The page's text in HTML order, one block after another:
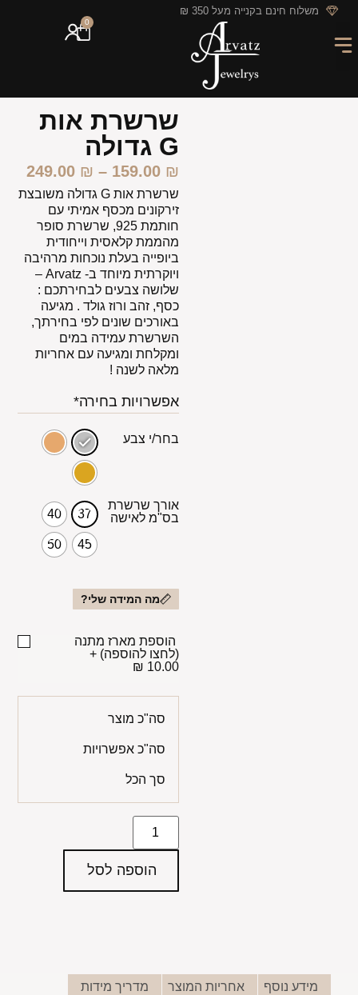
לתוכן משלוח חינם בקנייה מעל 350 ₪
0
שרשרת אות
G גדולה
159.00 ₪
–
249.00 ₪
שרשרת אות G גדולה משובצת
זירקונים מכסף אמיתי עם
חותמת 925, שרשרת סופר
מהממת קלאסית וייחודית
ביופייה בעלת נוכחות מרהיבה
ויוקרתית מיוחד ב- Arvatz –
שלושה צבעים לבחירתכם :
כסף, זהב ורוז גולד . מגיעה
באורכים שונים לפי בחירתך,
השרשרת עמידה במים
ומקלחת ומגיעה עם אחריות
מלאה לשנה !
אפשרויות בחירה*
בחר/י צבע
אורך שרשרת
בס"מ לאישה
37
40
45
50
מה המידה שלי?
הוספת מארז מתנה
(לחצו להוספה) +
10.00 ₪
סה"כ מוצר
סה"כ אפשרויות
סך הכל
הוספה לסל
מידע נוסף אחריות המוצר
מדריך מידות